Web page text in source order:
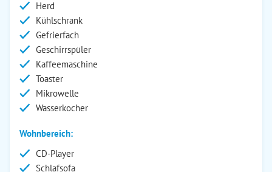
Herd
Kühlschrank
Gefrierfach
Geschirrspüler
Kaffeemaschine
Toaster
Mikrowelle
Wasserkocher
Wohnbereich:
CD-Player
Schlafsofa